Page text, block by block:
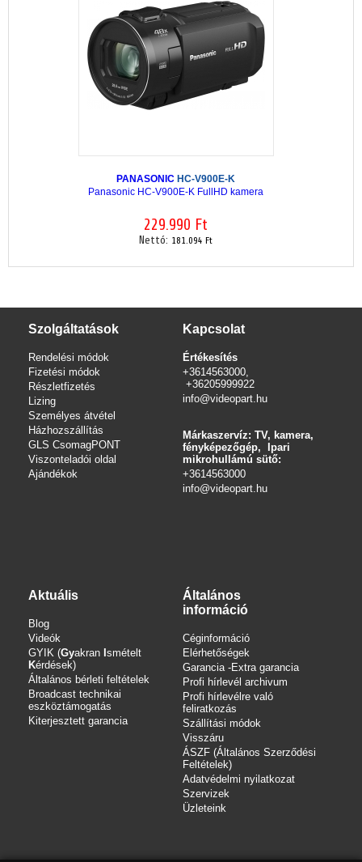
PANASONIC HC-V900E-K
Panasonic HC-V900E-K FullHD kamera
229.990 Ft
Nettó: 181.094 Ft
Szolgáltatások
Rendelési módok
Fizetési módok
Részletfizetés
Lizing
Személyes átvétel
Házhozszállítás
GLS CsomagPONT
Viszonteladói oldal
Ajándékok
Kapcsolat
Értékesítés
+3614563000,
+36205999922
info@videopart.hu
Márkaszervíz: TV, kamera,
fényképezőgép, Ipari
mikrohullámú sütő:
+3614563000
info@videopart.hu
Aktuális
Blog
Videók
GYIK (Gyakran smételt
Kérdések)
Általános bérleti feltételek
Broadcast technikai
eszköztámogatás
Kiterjesztett garancia
Általános
információ
Céginformáció
Elérhetőségek
Garancia -Extra garancia
Profi hírlevél archivum
Profi hírlevélre való
feliratkozás
Szállítási módok
Visszáru
ÁSZF (Általános Szerződési
Feltételek)
Adatvédelmi nyilatkozat
Szervizek
Üzleteink